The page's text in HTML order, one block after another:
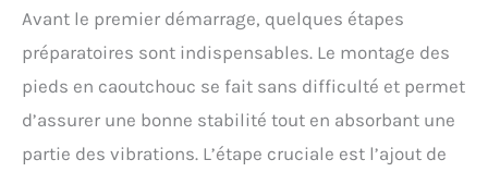
sera pas rayée.
Avant le premier démarrage, quelques étapes
préparatoires sont indispensables. Le montage des
pieds en caoutchouc se fait sans difficulté et permet
d’assurer une bonne stabilité tout en absorbant une
partie des vibrations. L’étape cruciale est l’ajout de